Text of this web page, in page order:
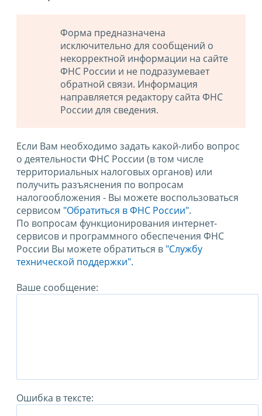
Форма предназначена
исключительно для сообщений о
некорректной информации на сайте
ФНС России и не подразумевает
обратной связи. Информация
направляется редактору сайта ФНС
России для сведения.
Если Вам необходимо задать какой-либо вопрос
о деятельности ФНС России (в том числе
территориальных налоговых органов) или
получить разъяснения по вопросам
налогообложения - Вы можете воспользоваться
сервисом "Обратиться в ФНС России".
По вопросам функционирования интернет-
сервисов и программного обеспечения ФНС
России Вы можете обратиться в "Службу
технической поддержки".
Ваше сообщение:
Ошибка в тексте: